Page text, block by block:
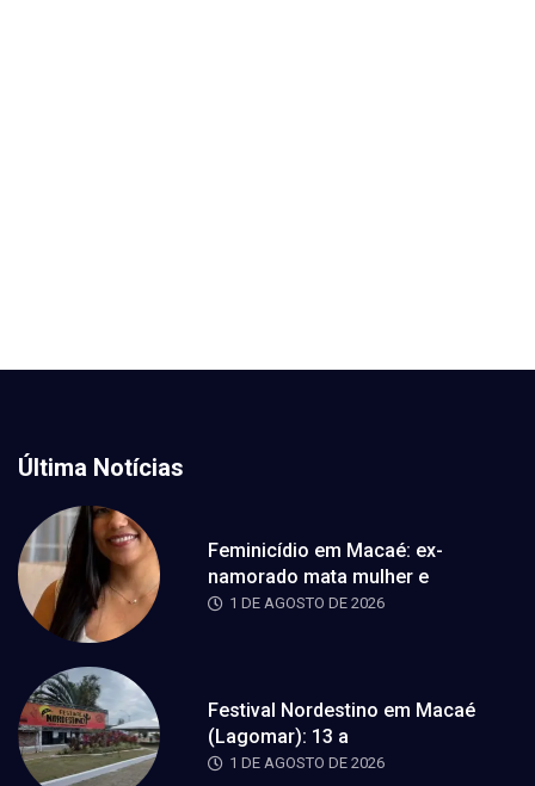
Última Notícias
Feminicídio em Macaé: ex-
namorado mata mulher e
1 DE AGOSTO DE 2026
Festival Nordestino em Macaé
(Lagomar): 13 a
1 DE AGOSTO DE 2026